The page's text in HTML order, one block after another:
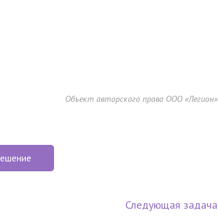
Объект авторского права ООО «Легион»
Следующая задача